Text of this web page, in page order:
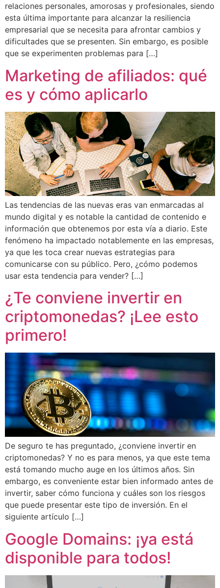
relaciones personales, amorosas y profesionales, siendo
esta última importante para alcanzar la resiliencia
empresarial que se necesita para afrontar cambios y
dificultades que se presenten. Sin embargo, es posible
que se experimenten problemas para […]
Marketing de afiliados: qué
es y cómo aplicarlo
Las tendencias de las nuevas eras van enmarcadas al
mundo digital y es notable la cantidad de contenido e
información que obtenemos por esta vía a diario. Este
fenómeno ha impactado notablemente en las empresas,
ya que les toca crear nuevas estrategias para
comunicarse con su público. Pero, ¿cómo podemos
usar esta tendencia para vender? […]
¿Te conviene invertir en
criptomonedas? ¡Lee esto
primero!
De seguro te has preguntado, ¿conviene invertir en
criptomonedas? Y no es para menos, ya que este tema
está tomando mucho auge en los últimos años. Sin
embargo, es conveniente estar bien informado antes de
invertir, saber cómo funciona y cuáles son los riesgos
que puede presentar este tipo de inversión. En el
siguiente artículo […]
Google Domains: ¡ya está
disponible para todos!